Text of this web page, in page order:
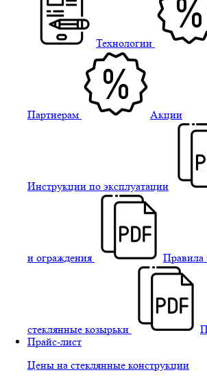
Технологии
Партнерам Акции
Инструкции по эксплуатации
и ограждения Правила
стеклянные козырьки
Прайс-лист
Цены на стеклянные конструкции